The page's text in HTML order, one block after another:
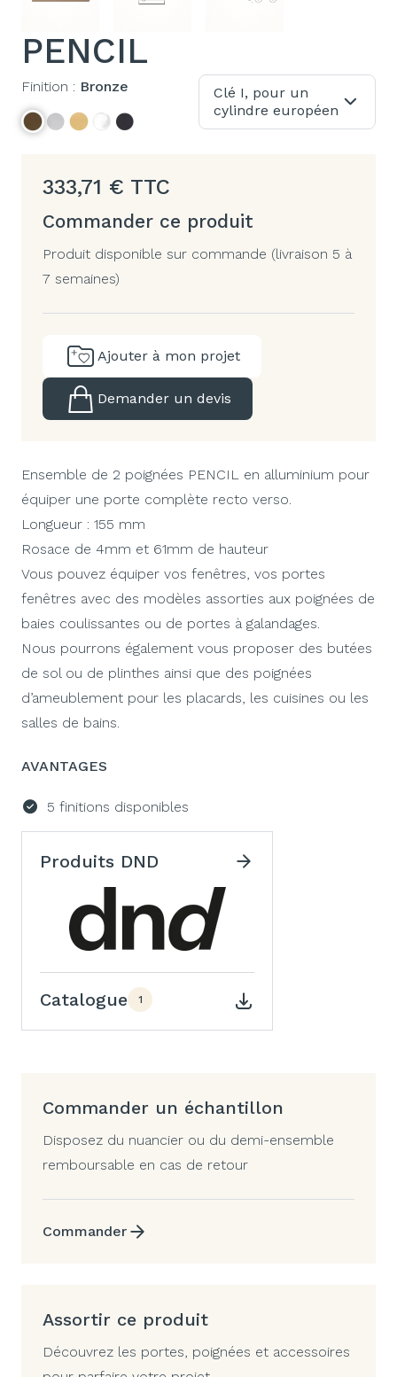
PENCIL
Finition : Bronze
Clé I, pour un
cylindre européen
333,71 € TTC
Commander ce produit
Produit disponible sur commande (livraison 5 à
7 semaines)
Ajouter à mon projet
Demander un devis
Ensemble de 2 poignées PENCIL en alluminium pour
équiper une porte complète recto verso.
Longueur : 155 mm
Rosace de 4mm et 61mm de hauteur
Vous pouvez équiper vos fenêtres, vos portes
fenêtres avec des modèles assorties aux poignées de
baies coulissantes ou de portes à galandages.
Nous pourrons également vous proposer des butées
de sol ou de plinthes ainsi que des poignées
d’ameublement pour les placards, les cuisines ou les
salles de bains.
AVANTAGES
5 finitions disponibles
Produits DND
Catalogue 1
Commander un échantillon
Disposez du nuancier ou du demi-ensemble
remboursable en cas de retour
Commander
Assortir ce produit
Découvrez les portes, poignées et accessoires